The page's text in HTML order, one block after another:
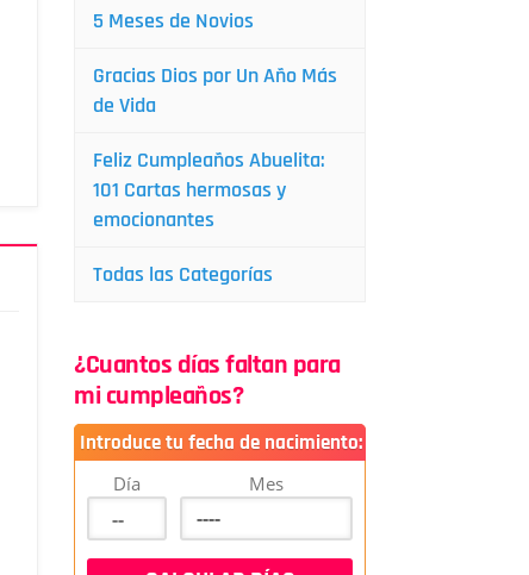
5 Meses de Novios
Gracias Dios por Un Año Más
de Vida
Feliz Cumpleaños Abuelita:
101 Cartas hermosas y
emocionantes
Todas las Categorías
¿Cuantos días faltan para
mi cumpleaños?
Introduce tu fecha de nacimiento:
Día Mes